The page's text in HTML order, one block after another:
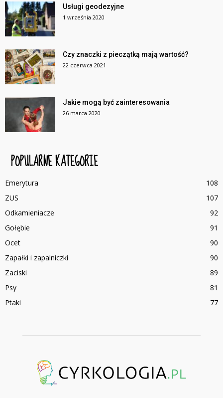
Usługi geodezyjne
1 września 2020
Czy znaczki z pieczątką mają wartość?
22 czerwca 2021
Jakie mogą być zainteresowania
26 marca 2020
POPULARNE KATEGORIE
Emerytura
108
ZUS
107
Odkamieniacze
92
Gołębie
91
Ocet
90
Zapałki i zapalniczki
90
Zaciski
89
Psy
81
Ptaki
77